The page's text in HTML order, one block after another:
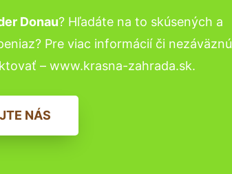
Donau? Hľadáte na to skúsených a
Pre viac informácií či nezáväznú
– www.krasna-zahrada.sk.
NÁS